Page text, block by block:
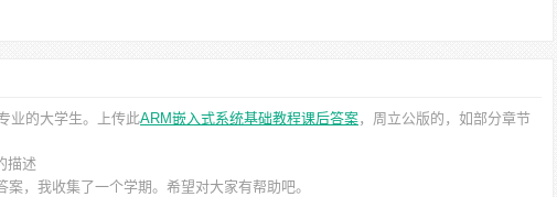
业的大学生。上传此ARM嵌入式系统基础教程课后答案，周立公版的，如部分章节
描述
，我收集了一个学期。希望对大家有帮助吧。